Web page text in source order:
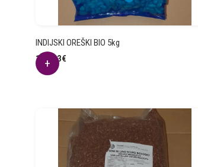
INDIJSKI OREŠKI BIO 5kg
159.13€